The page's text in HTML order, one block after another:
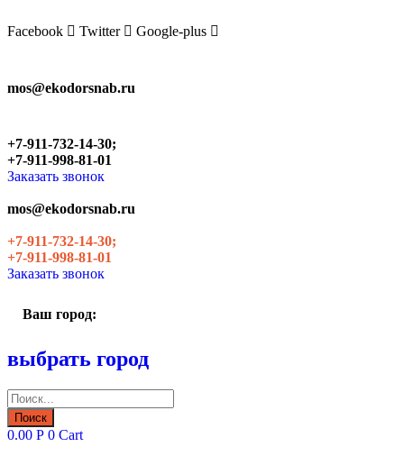
to
Facebook Twitter Google-plus
mos@ekodorsnab.ru
+7-911-732-14-30;
+7-911-998-81-01
Заказать звонок
mos@ekodorsnab.ru
+7-911-732-14-30;
+7-911-998-81-01
Заказать звонок
Ваш город:
выбрать город
Поиск
товаров
Поиск
0.00 Р 0 Cart